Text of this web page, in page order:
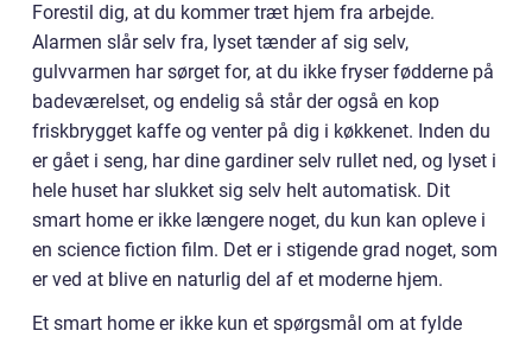
Forestil dig, at du kommer træt hjem fra arbejde.
Alarmen slår selv fra, lyset tænder af sig selv,
gulvvarmen har sørget for, at du ikke fryser fødderne på
badeværelset, og endelig så står der også en kop
friskbrygget kaffe og venter på dig i køkkenet. Inden du
er gået i seng, har dine gardiner selv rullet ned, og lyset i
hele huset har slukket sig selv helt automatisk. Dit
smart home er ikke længere noget, du kun kan opleve i
en science fiction film. Det er i stigende grad noget, som
er ved at blive en naturlig del af et moderne hjem.
Et smart home er ikke kun et spørgsmål om at fylde